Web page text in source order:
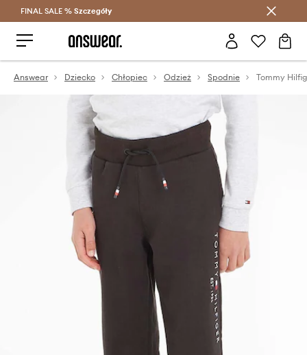
Oszczędzaj z Answear Club >
FINAL SALE % Szczegóły
Answear Dziecko Chłopiec Odzież Spodnie Tommy